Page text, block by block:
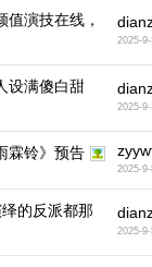
值演技在线，
2025-9-
设满傻白甜
2025-9-
霖铃》预告
1
2025-9-
的反派都那
2025-9-